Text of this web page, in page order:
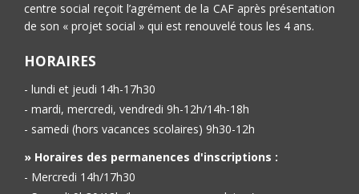
centre social reçoit l’agrément de la CAF après présentation
de son « projet social » qui est renouvelé tous les 4 ans.
HORAIRES
- lundi et jeudi 14h-17h30
- mardi, mercredi, vendredi 9h-12h/14h-18h
- samedi (hors vacances scolaires) 9h30-12h
» Horaires des permanences d'inscriptions :
- Mercredi 14h/17h30